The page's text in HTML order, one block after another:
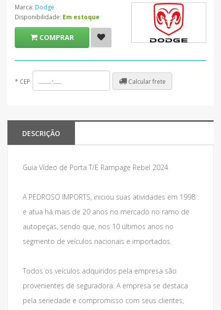
Marca: Dodge
Disponibilidade: Em estoque
COMPRAR
* CEP Calcular frete
DESCRIÇÃO
Guia Vídeo de Porta T/E Rampage Rebel 2024
A PEDROSO IMPORTS, iniciou suas atividades em 1998
e atua há mais de 20 anos no mercado no ramo de
autopeças, sendo que, nos 10 últimos anos no
segmento de veículos nacionais e importados.
Todos os veículos adquiridos pela empresa são
provenientes de seguradora. A empresa se destaca
pela seriedade e compromisso com seus clientes,